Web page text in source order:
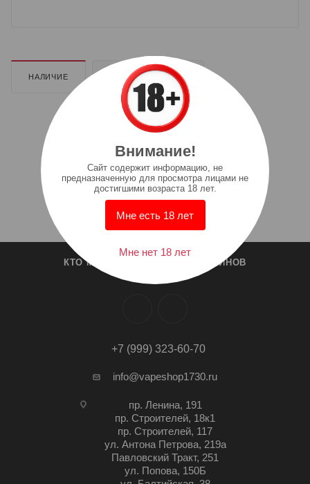
НАЛИЧИЕ ДОПОЛНИТЕЛЬНО
КТО МЫ? СПИСОК МАГАЗИНОВ
+7 (999) 323-60-70
info@vapeshop1730.ru
пр. Ленина, 191
пр. Строителей, 18к1
пр. Строителей, 117
ул. Антона Петрова, 219а
Павловский Тракт, 251
ул. Попова, 150Б
Внимание!
Cайт содержит информацию, не
предназначенную для просмотра лицами не
достигшими возраста 18 лет.
Мне есть 18 лет
Мне нет 18 лет